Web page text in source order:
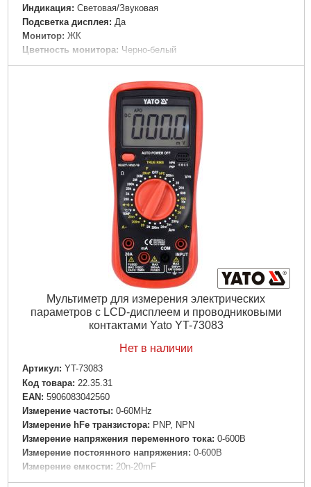
Индикация: Световая/Звуковая
Подсветка дисплея: Да
Монитор: ЖК
Цветность монитора: Черно-белый
Максимальная глубина обнаружения: 80 мм
Обнаружение цветных металлов: 80 мм
Обнаружение проводки под напряжением:
Обнаружение древесины: 20 мм
Габариты упаковки:
180x55x120 мм
Подробнее...
Мультиметр для измерения электрических
параметров с LCD-дисплеем и проводниковыми
контактами Yato YT-73083
Нет в наличии
Артикул: YT-73083
Код товара: 22.35.31
EAN: 5906083042560
Измерение частоты: 0-60MHz
Измерение hFe транзистора: PNP, NPN
Измерение напряжения переменного тока: 0-600В
Измерение постоянного напряжения: 0-600В
Измерение емкости: 20n-20mF
Измерение сопротивления: 0-20M ОМ